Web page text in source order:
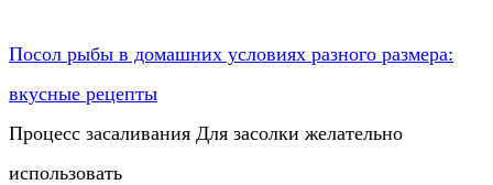
Посол рыбы в домашних условиях разного размера:
вкусные рецепты
Процесс засаливания Для засолки желательно
использовать